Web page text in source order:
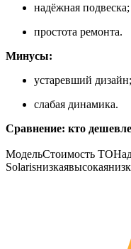
надёжная подвеска;
простота ремонта.
Минусы:
устаревший дизайн;
слабая динамика.
Сравнение: кто
МодельСтоимость